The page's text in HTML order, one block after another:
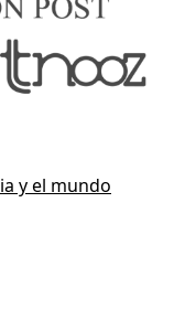
y el mundo